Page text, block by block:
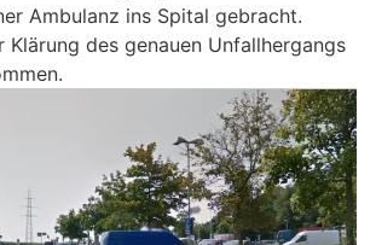
Ambulanz ins Spital gebracht.
Klärung des genauen Unfallhergangs